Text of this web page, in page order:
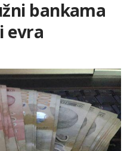
bankama
evra